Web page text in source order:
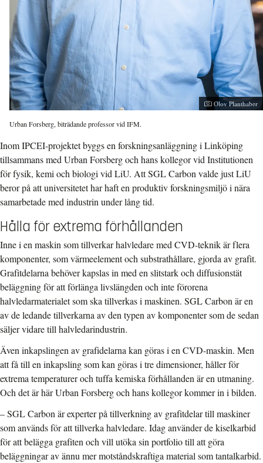
Fotograf:
Olov Planthaber
Urban Forsberg, biträdande professor vid IFM.
Inom IPCEI-projektet byggs en forskningsanläggning i Linköping
tillsammans med Urban Forsberg och hans kollegor vid Institutionen
för fysik, kemi och biologi vid LiU. Att SGL Carbon valde just LiU
beror på att universitetet har haft en produktiv forskningsmiljö i nära
samarbetade med industrin under lång tid.
Hålla för extrema förhållanden
Inne i en maskin som tillverkar halvledare med CVD-teknik är flera
komponenter, som värmeelement och substrathållare, gjorda av grafit.
Grafitdelarna behöver kapslas in med en slitstark och diffusionstät
beläggning för att förlänga livslängden och inte förorena
halvledarmaterialet som ska tillverkas i maskinen. SGL Carbon är en
av de ledande tillverkarna av den typen av komponenter som de sedan
säljer vidare till halvledarindustrin.
Även inkapslingen av grafidelarna kan göras i en CVD-maskin. Men
att få till en inkapsling som kan göras i tre dimensioner, håller för
extrema temperaturer och tuffa kemiska förhållanden är en utmaning.
Och det är här Urban Forsberg och hans kollegor kommer in i bilden.
– SGL Carbon är experter på tillverkning av grafitdelar till maskiner
som används för att tillverka halvledare. Idag använder de kiselkarbid
för att belägga grafiten och vill utöka sin portfolio till att göra
beläggningar av ännu mer motståndskraftiga material som tantalkarbid.